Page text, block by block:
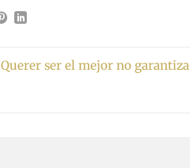
Querer ser el mejor no